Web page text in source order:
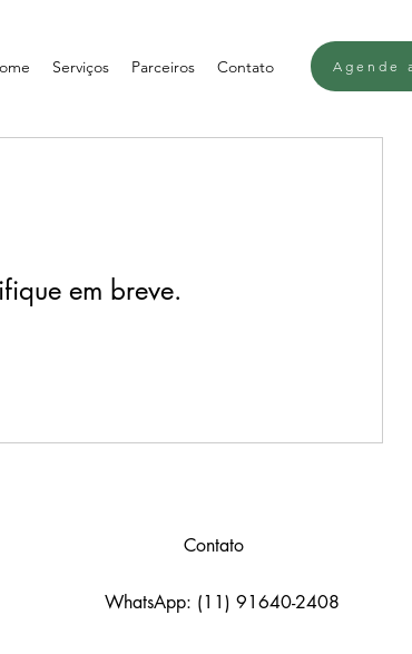
Serviços Parceiros Contato Agende
em breve.
Contato
WhatsApp: (11) 91640-2408